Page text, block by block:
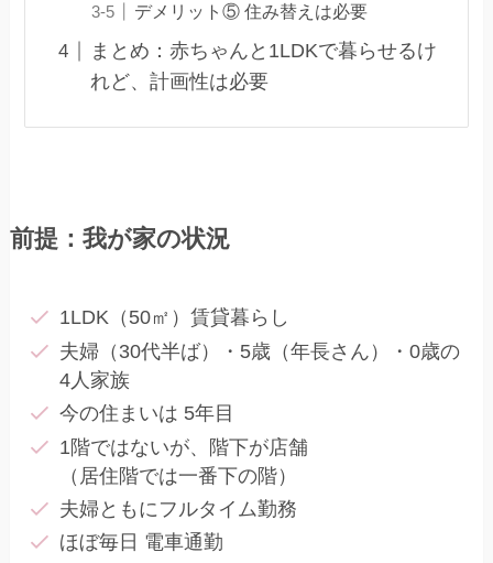
デメリット⑤ 住み替えは必要
まとめ：赤ちゃんと1LDKで暮らせるけ
れど、計画性は必要
前提：我が家の状況
1LDK（50㎡）賃貸暮らし
夫婦（30代半ば）・5歳（年長さん）・0歳の
4人家族
今の住まいは 5年目
1階ではないが、階下が店舗
（居住階では一番下の階）
夫婦ともにフルタイム勤務
ほぼ毎日 電車通勤